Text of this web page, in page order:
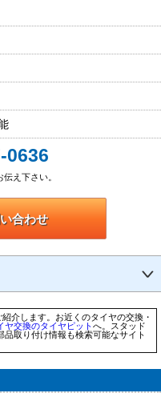
0636
え下さい。
合わせ
紹介します。お近くのタイヤの交換・
ヤ交換のタイヤピットへ。スタッド
取り付け情報も検索可能なサイト